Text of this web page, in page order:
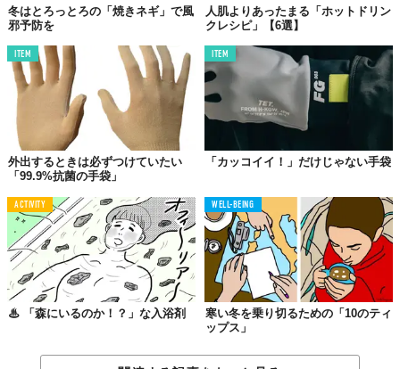
監修：Doctors Me医師
コンテンツ提供元：
TABI LABO
この世界は、もっと広いはずだ。
冬はとろっとろの「焼きネギ」で風
邪予防を
人肌よりあったまる「ホットドリン
クレシピ」【6選】
ITEM
外出するときは必ずつけていたい
「99.9%抗菌の手袋」
ITEM
「カッコイイ！」だけじゃない手袋
ACTIVITY
♨︎ 「森にいるのか！？」な入浴剤
WELL-BEING
寒い冬を乗り切るための「10のティ
ップス」